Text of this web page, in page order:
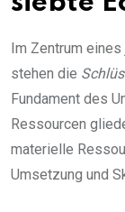
Im Zentrum
stehen die
Fundament des
Ressourcen
materielle
Umsetzung und